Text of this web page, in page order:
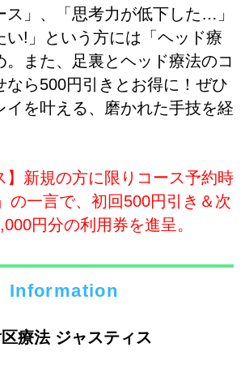
ス」、「思考力が低下した…」
い!」という方には「ヘッド療
。また、足裏とヘッド療法のコ
なら500円引きとお得に！ぜひ
イを叶える、磨かれた手技を経
】新規の方に限りコース予約時
の一言で、初回500円引き＆次
円分の利用券を進呈。
Information
療法 ジャスティス